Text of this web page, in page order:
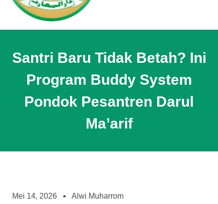
Santri Baru Tidak Betah? Ini
Program Buddy System
Pondok Pesantren Darul
Ma’arif
Mei 14, 2026 Alwi Muharrom